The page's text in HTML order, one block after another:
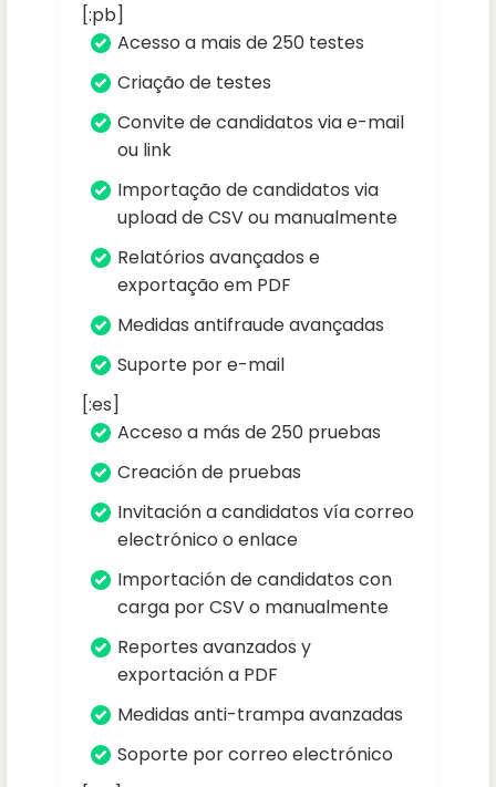
[:pb]
Acesso a mais de 250 testes
Criação de testes
Convite de candidatos via e-mail
ou link
Importação de candidatos via
upload de CSV ou manualmente
Relatórios avançados e
exportação em PDF
Medidas antifraude avançadas
Suporte por e-mail
[:es]
Acceso a más de 250 pruebas
Creación de pruebas
Invitación a candidatos vía correo
electrónico o enlace
Importación de candidatos con
carga por CSV o manualmente
Reportes avanzados y
exportación a PDF
Medidas anti-trampa avanzadas
Soporte por correo electrónico